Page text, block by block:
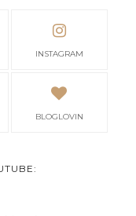
INSTAGRAM
BLOGLOVIN